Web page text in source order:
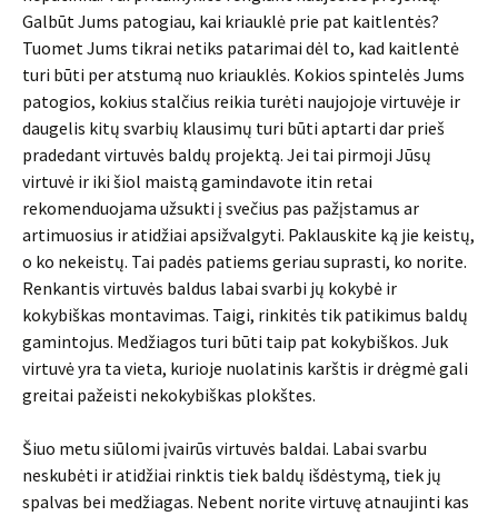
Galbūt Jums patogiau, kai kriauklė prie pat kaitlentės?
Tuomet Jums tikrai netiks patarimai dėl to, kad kaitlentė
turi būti per atstumą nuo kriauklės. Kokios spintelės Jums
patogios, kokius stalčius reikia turėti naujojoje virtuvėje ir
daugelis kitų svarbių klausimų turi būti aptarti dar prieš
pradedant virtuvės baldų projektą. Jei tai pirmoji Jūsų
virtuvė ir iki šiol maistą gamindavote itin retai
rekomenduojama užsukti į svečius pas pažįstamus ar
artimuosius ir atidžiai apsižvalgyti. Paklauskite ką jie keistų,
o ko nekeistų. Tai padės patiems geriau suprasti, ko norite.
Renkantis virtuvės baldus labai svarbi jų kokybė ir
kokybiškas montavimas. Taigi, rinkitės tik patikimus baldų
gamintojus. Medžiagos turi būti taip pat kokybiškos. Juk
virtuvė yra ta vieta, kurioje nuolatinis karštis ir drėgmė gali
greitai pažeisti nekokybiškas plokštes.
Šiuo metu siūlomi įvairūs virtuvės baldai. Labai svarbu
neskubėti ir atidžiai rinktis tiek baldų išdėstymą, tiek jų
spalvas bei medžiagas. Nebent norite virtuvę atnaujinti kas